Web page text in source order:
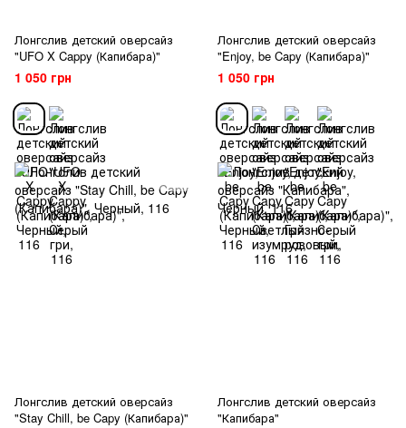
Лонгслив детский оверсайз
"UFO X Cappy (Капибара)"
1 050 грн
Лонгслив детский оверсайз
"Enjoy, be Capy (Капибара)"
1 050 грн
Лонгслив детский оверсайз
"Stay Chill, be Capy (Капибара)"
Лонгслив детский оверсайз
"Капибара"